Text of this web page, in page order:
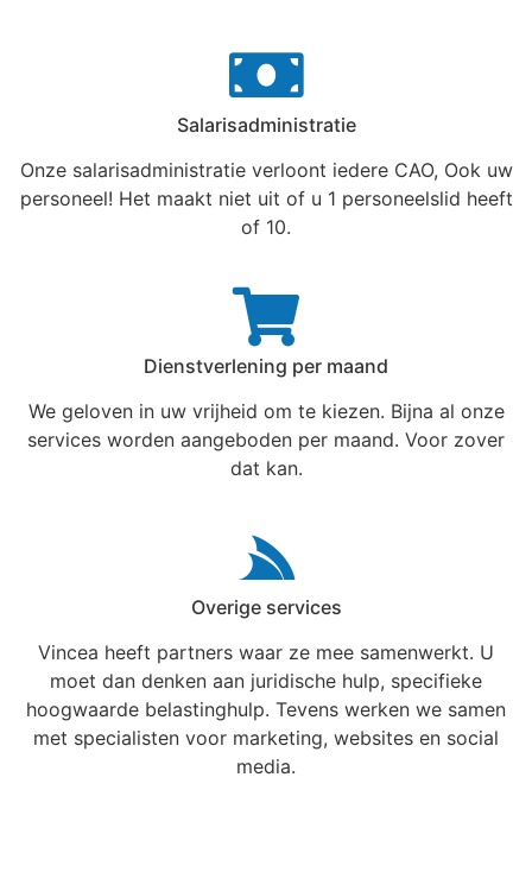
Salarisadministratie
Onze salarisadministratie verloont iedere CAO, Ook uw
personeel! Het maakt niet uit of u 1 personeelslid heeft
of 10.
Dienstverlening per maand
We geloven in uw vrijheid om te kiezen. Bijna al onze
services worden aangeboden per maand. Voor zover
dat kan.
Overige services
Vincea heeft partners waar ze mee samenwerkt. U
moet dan denken aan juridische hulp, specifieke
hoogwaarde belastinghulp. Tevens werken we samen
met specialisten voor marketing, websites en social
media.